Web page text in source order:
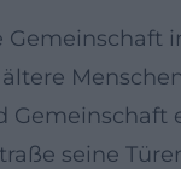
seine